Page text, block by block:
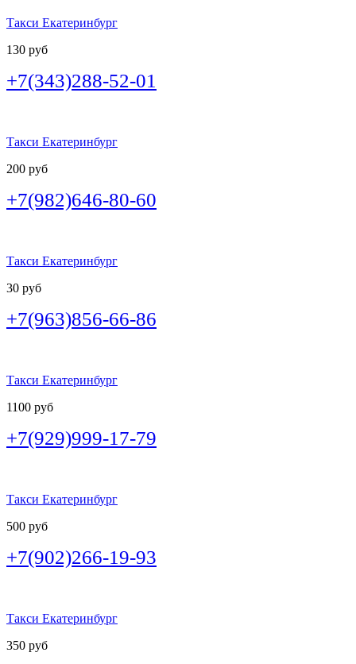
Такси Екатеринбург
130 руб
+7(343)288-52-01
Такси Екатеринбург
200 руб
+7(982)646-80-60
Такси Екатеринбург
30 руб
+7(963)856-66-86
Такси Екатеринбург
1100 руб
+7(929)999-17-79
Такси Екатеринбург
500 руб
+7(902)266-19-93
Такси Екатеринбург
350 руб